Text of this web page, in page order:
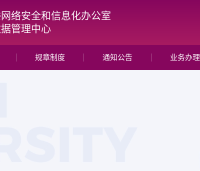
络安全和信息化办公室
管理中心
规章制度 通知公告 业务办理